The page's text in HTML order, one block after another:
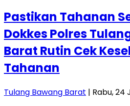
Pastikan Tahanan
Dokkes Polres
Barat Rutin Cek
Tahanan
Tulang Bawang Barat | Rabu, 24